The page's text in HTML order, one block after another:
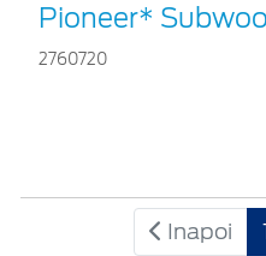
Pioneer*
2760720
Inapoi